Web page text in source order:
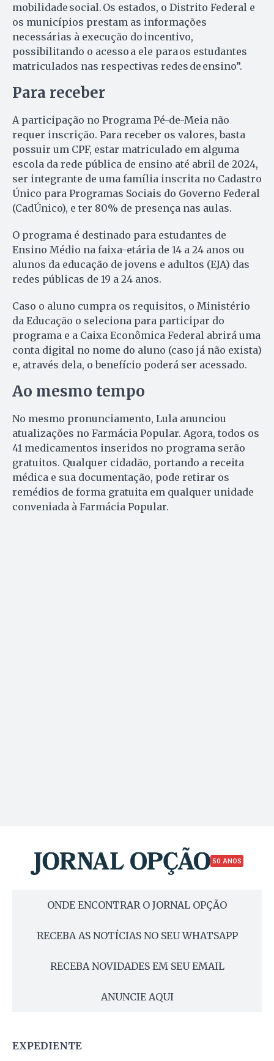
mobilidade social. Os estados, o Distrito Federal e
os municípios prestam as informações
necessárias à execução do incentivo,
possibilitando o acesso a ele para os estudantes
matriculados nas respectivas redes de ensino”.
Para receber
A participação no Programa Pé-de-Meia não
requer inscrição. Para receber os valores, basta
possuir um CPF, estar matriculado em alguma
escola da rede pública de ensino até abril de 2024,
ser integrante de uma família inscrita no Cadastro
Único para Programas Sociais do Governo Federal
(CadÚnico), e ter 80% de presença nas aulas.
O programa é destinado para estudantes de
Ensino Médio na faixa-etária de 14 a 24 anos ou
alunos da educação de jovens e adultos (EJA) das
redes públicas de 19 a 24 anos.
Caso o aluno cumpra os requisitos, o Ministério
da Educação o seleciona para participar do
programa e a Caixa Econômica Federal abrirá uma
conta digital no nome do aluno (caso já não exista)
e, através dela, o benefício poderá ser acessado.
Ao mesmo tempo
No mesmo pronunciamento, Lula anunciou
atualizações no Farmácia Popular. Agora, todos os
41 medicamentos inseridos no programa serão
gratuitos. Qualquer cidadão, portando a receita
médica e sua documentação, pode retirar os
remédios de forma gratuita em qualquer unidade
conveniada à Farmácia Popular.
50 ANOS
ONDE ENCONTRAR O JORNAL OPÇÃO
RECEBA AS NOTÍCIAS NO SEU WHATSAPP
RECEBA NOVIDADES EM SEU EMAIL
ANUNCIE AQUI
EXPEDIENTE